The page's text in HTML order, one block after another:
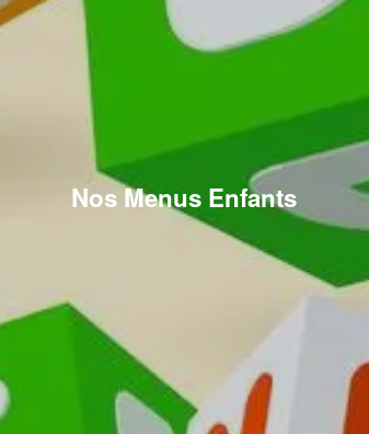
Nos Menus Enfants